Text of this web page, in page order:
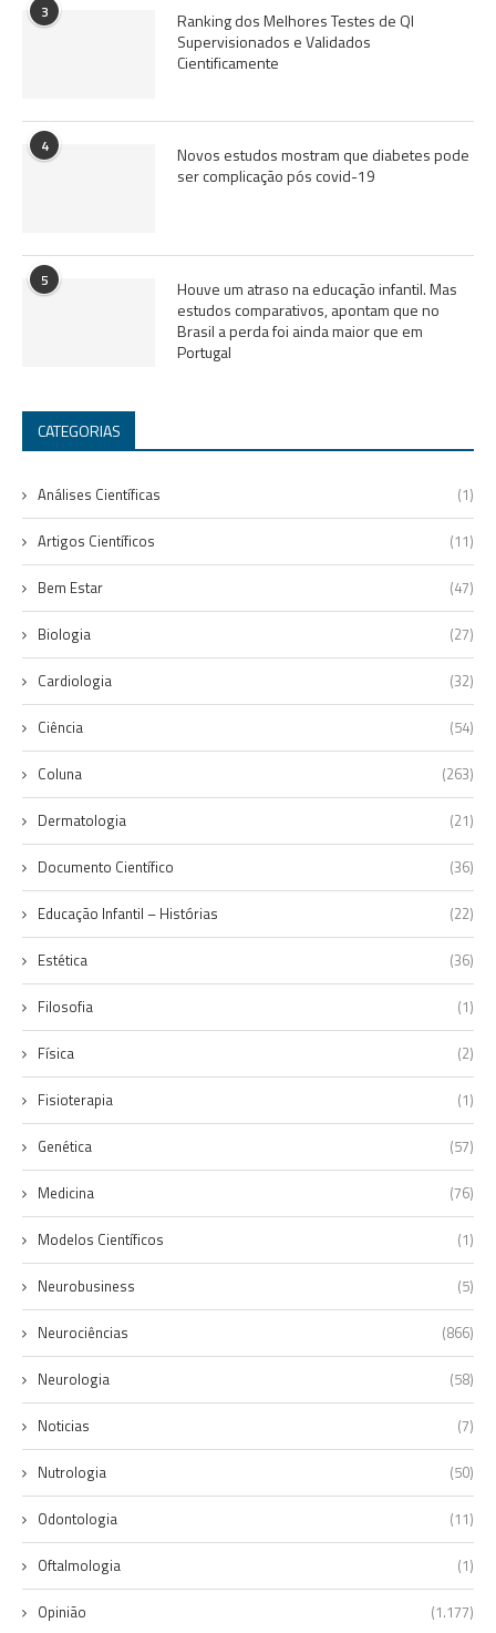
3
Ranking dos Melhores Testes de QI
Supervisionados e Validados
Cientificamente
4
Novos estudos mostram que diabetes pode
ser complicação pós covid-19
5
Houve um atraso na educação infantil. Mas
estudos comparativos, apontam que no
Brasil a perda foi ainda maior que em
Portugal
CATEGORIAS
Análises Científicas (1)
Artigos Científicos (11)
Bem Estar (47)
Biologia (27)
Cardiologia (32)
Ciência (54)
Coluna (263)
Dermatologia (21)
Documento Científico (36)
Educação Infantil – Histórias (22)
Estética (36)
Filosofia (1)
Física (2)
Fisioterapia (1)
Genética (57)
Medicina (76)
Modelos Científicos (1)
Neurobusiness (5)
Neurociências (866)
Neurologia (58)
Noticias (7)
Nutrologia (50)
Odontologia (11)
Oftalmologia (1)
Opinião (1.177)